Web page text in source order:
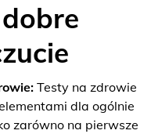
Testy na zdrowie
dla ogólnie
zarówno na pierwsze